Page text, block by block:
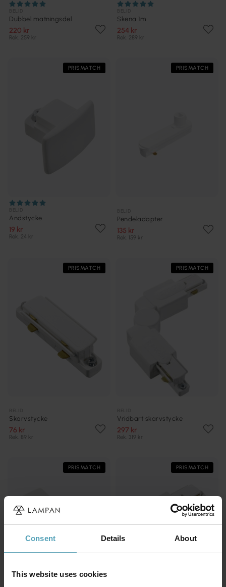
Consent Details About
This website uses cookies
Dubbel matningsdel
220 kr
Rek. 259 kr
Skena 1m
254 kr
Rek. 289 kr
PRISMATCH
Ändstycke
19 kr
Rek. 24 kr
PRISMATCH
Pendeladapter
135 kr
Rek. 159 kr
PRISMATCH
Skarvstycke
76 kr
Rek. 89 kr
PRISMATCH
Vridbart skarvstycke
297 kr
Rek. 319 kr
PRISMATCH PRISMATCH